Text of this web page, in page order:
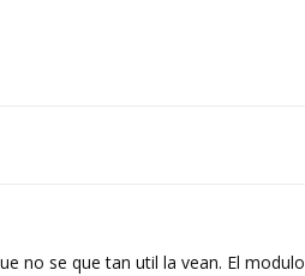
no se que tan util la vean. El